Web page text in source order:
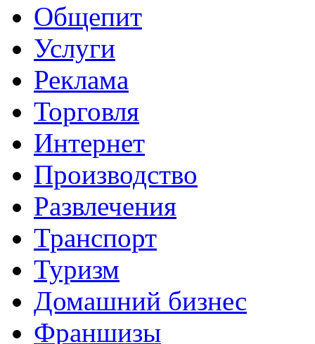
Общепит
Услуги
Реклама
Торговля
Интернет
Производство
Развлечения
Транспорт
Туризм
Домашний бизнес
Франшизы